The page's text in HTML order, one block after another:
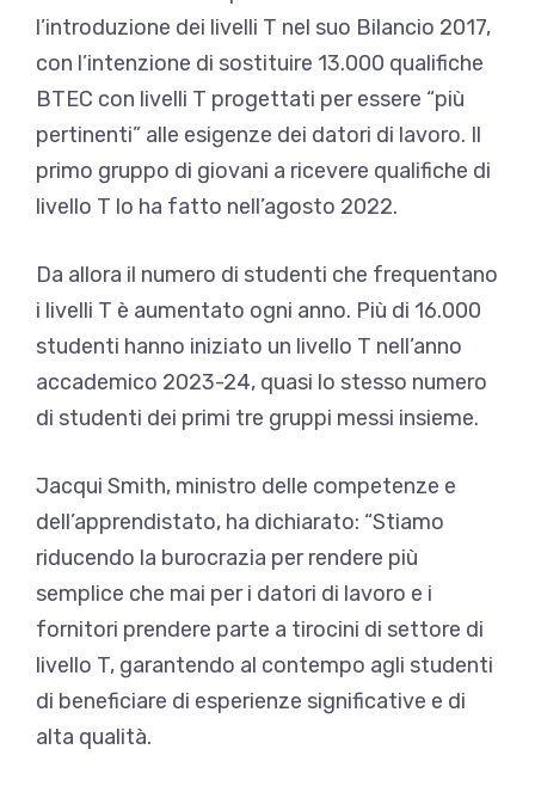
l’introduzione dei livelli T nel suo Bilancio 2017,
con l’intenzione di sostituire 13.000 qualifiche
BTEC con livelli T progettati per essere “più
pertinenti” alle esigenze dei datori di lavoro. Il
primo gruppo di giovani a ricevere qualifiche di
livello T lo ha fatto nell’agosto 2022.
Da allora il numero di studenti che frequentano
i livelli T è aumentato ogni anno. Più di 16.000
studenti hanno iniziato un livello T nell’anno
accademico 2023-24, quasi lo stesso numero
di studenti dei primi tre gruppi messi insieme.
Jacqui Smith, ministro delle competenze e
dell’apprendistato, ha dichiarato: “Stiamo
riducendo la burocrazia per rendere più
semplice che mai per i datori di lavoro e i
fornitori prendere parte a tirocini di settore di
livello T, garantendo al contempo agli studenti
di beneficiare di esperienze significative e di
alta qualità.